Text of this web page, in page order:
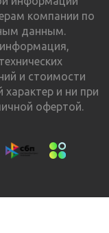
компании по
данным.
информация,
и стоимости
и ни при
офертой.